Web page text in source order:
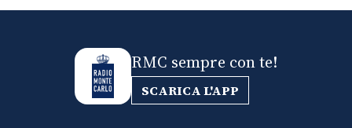
RMC sempre con te!
SCARICA L'APP